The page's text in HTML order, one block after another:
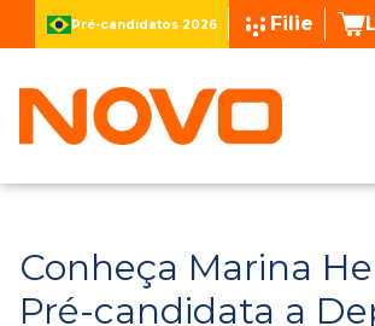
Pré-candidatos 2026 Filie
Conheça Marina
Pré-candidata a